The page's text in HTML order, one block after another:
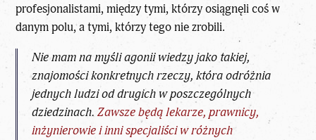
profesjonalistami, między tymi, którzy osiągnęli coś w
danym polu, a tymi, którzy tego nie zrobili.
Nie mam na myśli agonii wiedzy jako takiej,
znajomości konkretnych rzeczy, która odróżnia
jednych ludzi od drugich w poszczególnych
dziedzinach.Zawsze będą lekarze, prawnicy,
inżynierowie i inni specjaliści w różnych